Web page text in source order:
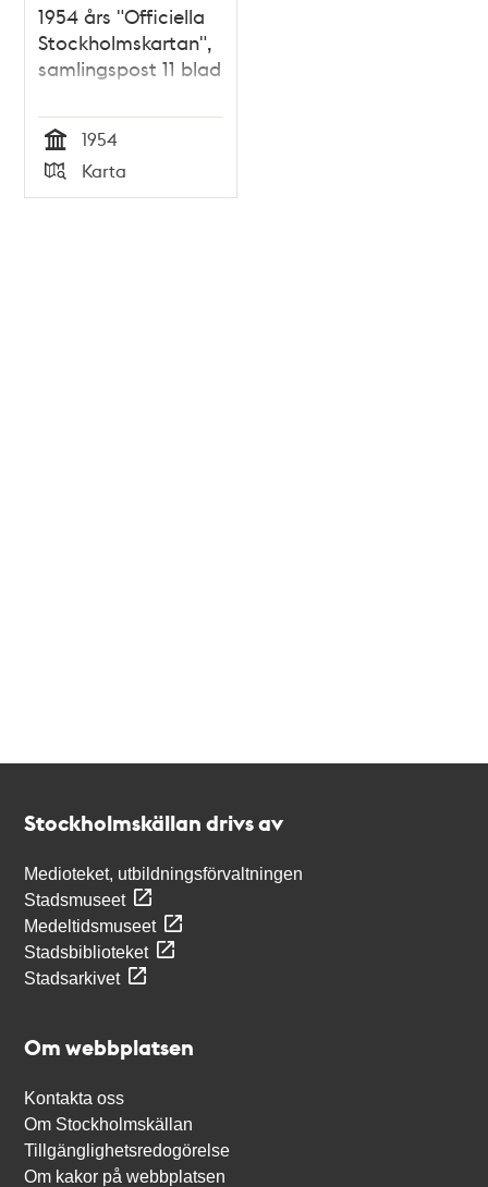
1954 års "Officiella
Stockholmskartan",
samlingspost 11 blad
Tid
1954
Typ
Karta
Stockholmskällan drivs av
Medioteket, utbildningsförvaltningen
Stadsmuseet
Medeltidsmuseet
Stadsbiblioteket
Stadsarkivet
Om webbplatsen
Kontakta oss
Om Stockholmskällan
Tillgänglighetsredogörelse
Om kakor på webbplatsen